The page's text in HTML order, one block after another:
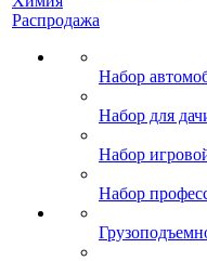
Распродажа
Набор
Набор для
Набор
Набор